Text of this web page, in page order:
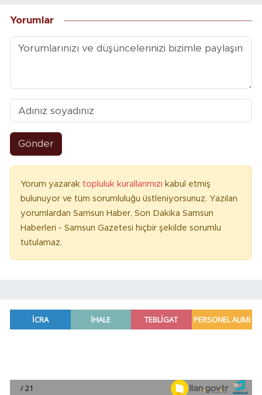
Yorumlar
Gönder
Yorum yazarak topluluk kurallarımızı kabul etmiş
bulunuyor ve tüm sorumluluğu üstleniyorsunuz. Yazılan
yorumlardan Samsun Haber, Son Dakika Samsun
Haberleri - Samsun Gazetesi hiçbir şekilde sorumlu
tutulamaz.